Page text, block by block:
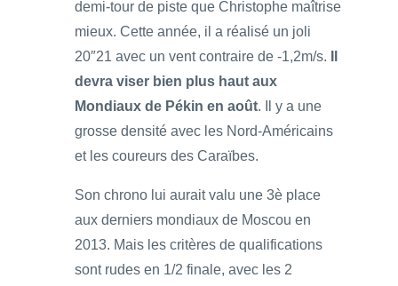
demi-tour de piste que Christophe maîtrise
mieux. Cette année, il a réalisé un joli
20″21 avec un vent contraire de -1,2m/s.
devra viser bien plus haut aux
Mondiaux de Pékin en août. Il y a une
grosse densité avec les Nord-Américains
et les coureurs des Caraïbes.
Son chrono lui aurait valu une 3è place
aux derniers mondiaux de Moscou en
2013. Mais les critères de qualifications
sont rudes en 1/2 finale, avec les 2